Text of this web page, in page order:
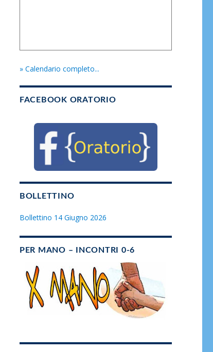
» Calendario completo...
FACEBOOK ORATORIO
BOLLETTINO
Bollettino 14 Giugno 2026
PER MANO – INCONTRI 0-6